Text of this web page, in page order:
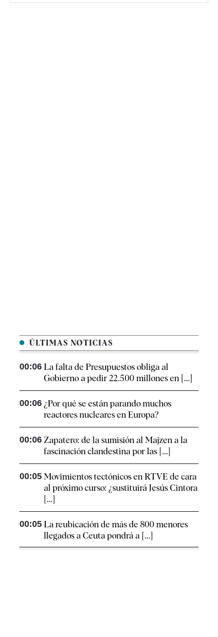
ÚLTIMAS NOTICIAS
00:06 La falta de Presupuestos obliga al
Gobierno a pedir 22.500 millones en [...]
00:06 ¿Por qué se están parando muchos
reactores nucleares en Europa?
00:06 Zapatero: de la sumisión al Majzen a la
fascinación clandestina por las [...]
00:05 Movimientos tectónicos en RTVE de cara
al próximo curso: ¿sustituirá Jesús Cintora
[...]
00:05 La reubicación de más de 800 menores
llegados a Ceuta pondrá a [...]